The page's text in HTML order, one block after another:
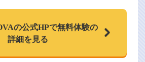
の公式HPで無料体験の
詳細を見る